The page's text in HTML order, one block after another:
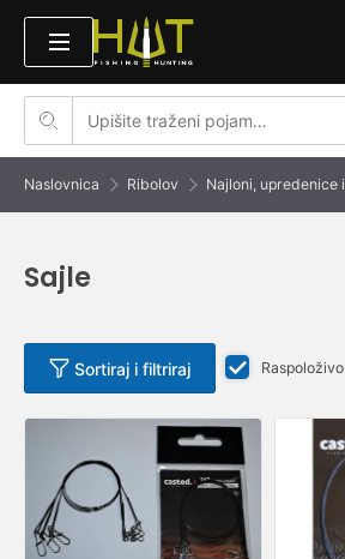
Naslovnica Ribolov Najloni, upredenice
Sajle
Sortiraj i filtriraj Raspoloživo